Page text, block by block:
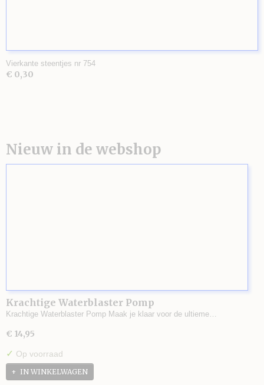
Vierkante steentjes nr 754
€ 0,30
Nieuw in de webshop
Krachtige Waterblaster Pomp
Krachtige Waterblaster Pomp Maak je klaar voor de ultieme…
€ 14,95
✓ Op voorraad
IN WINKELWAGEN